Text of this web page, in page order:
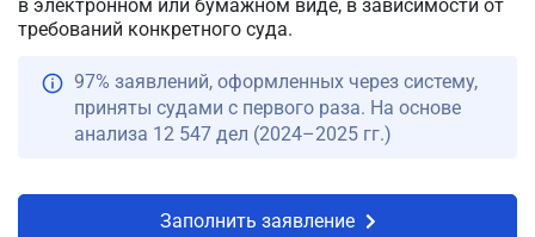
в электронном или бумажном виде, в зависимости от
требований конкретного суда.
97% заявлений, оформленных через систему,
приняты судами с первого раза. На основе
анализа 12 547 дел (2024–2025 гг.)
Заполнить заявление